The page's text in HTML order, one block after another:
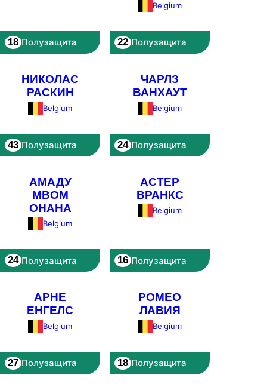
18 Полузащита
Belgium
22 Полузащита
НИКОЛАС
РАСКИН
Belgium
43 Полузащита
ЧАРЛЗ
ВАНХАУТ
Belgium
24 Полузащита
АМАДУ
МВОМ
ОНАНА
Belgium
24 Полузащита
АСТЕР
ВРАНКС
Belgium
16 Полузащита
АРНЕ
ЕНГЕЛС
Belgium
27 Полузащита
РОМЕО
ЛАВИЯ
Belgium
18 Полузащита